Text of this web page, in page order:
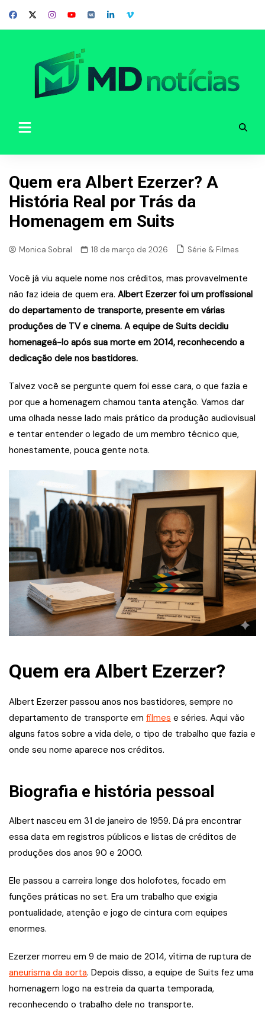
Quem era Albert Ezerzer? A
História Real por Trás da
Homenagem em Suits
Monica Sobral 18 de março de 2026 Série & Filmes
Você já viu aquele nome nos créditos, mas provavelmente
não faz ideia de quem era. Albert Ezerzer foi um profissional
do departamento de transporte, presente em várias
produções de TV e cinema. A equipe de Suits decidiu
homenageá-lo após sua morte em 2014, reconhecendo a
dedicação dele nos bastidores.
Talvez você se pergunte quem foi esse cara, o que fazia e
por que a homenagem chamou tanta atenção. Vamos dar
uma olhada nesse lado mais prático da produção audiovisual
e tentar entender o legado de um membro técnico que,
honestamente, pouca gente nota.
Quem era Albert Ezerzer?
Albert Ezerzer passou anos nos bastidores, sempre no
departamento de transporte em filmes e séries. Aqui vão
alguns fatos sobre a vida dele, o tipo de trabalho que fazia e
onde seu nome aparece nos créditos.
Biografia e história pessoal
Albert nasceu em 31 de janeiro de 1959. Dá pra encontrar
essa data em registros públicos e listas de créditos de
produções dos anos 90 e 2000.
Ele passou a carreira longe dos holofotes, focado em
funções práticas no set. Era um trabalho que exigia
pontualidade, atenção e jogo de cintura com equipes
enormes.
Ezerzer morreu em 9 de maio de 2014, vítima de ruptura de
aneurisma da aorta. Depois disso, a equipe de Suits fez uma
homenagem logo na estreia da quarta temporada,
reconhecendo o trabalho dele no transporte.